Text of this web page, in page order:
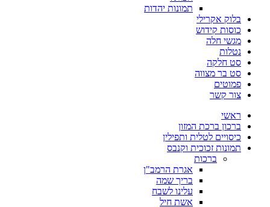
תמונות יהדות
בלוק אקרילי
כוסות קידוש
מגשי חלה
נטלות
סט חלקה
סט בר מצווה
פמוטים
צור קשר
ראשי
ברכון ברכת המזון
כיסויים לטלית ותפילין
תמונות זכוכית וקנבס
ברכות
אגרת הרמב"ן
בריך שמה
עלינו לשבח
אשת חיל